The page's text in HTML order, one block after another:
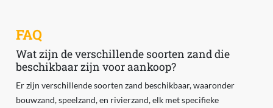
FAQ
Wat zijn de verschillende soorten zand die
beschikbaar zijn voor aankoop?
Er zijn verschillende soorten zand beschikbaar, waaronder
bouwzand, speelzand, en rivierzand, elk met specifieke